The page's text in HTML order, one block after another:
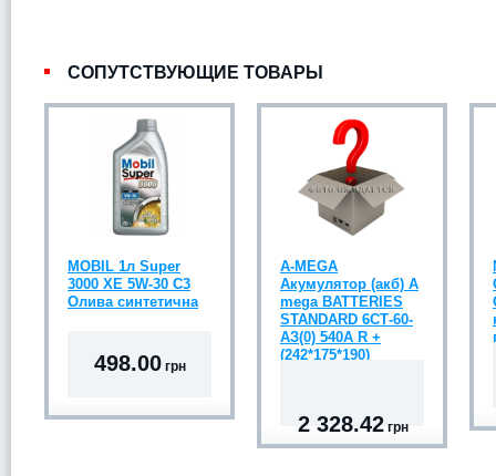
СОПУТСТВУЮЩИЕ ТОВАРЫ
MOBIL 1л Super
3000 XE 5W-30 C3
Олива синтетична
498.00грн
A-MEGA
Акумулятор (акб) A
mega BATTERIES
STANDARD 6СТ-60-
АЗ(0) 540A R +
(242*175*190)
2 328.42 грн